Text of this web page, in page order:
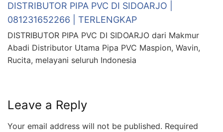
DISTRIBUTOR PIPA PVC DI SIDOARJO |
081231652266 | TERLENGKAP
DISTRIBUTOR PIPA PVC DI SIDOARJO dari Makmur
Abadi Distributor Utama Pipa PVC Maspion, Wavin,
Rucita, melayani seluruh Indonesia
Leave a Reply
Your email address will not be published. Required